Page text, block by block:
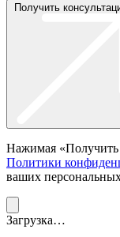
Получить
Нажимая «Получить
Политики
ваших
Загрузка…